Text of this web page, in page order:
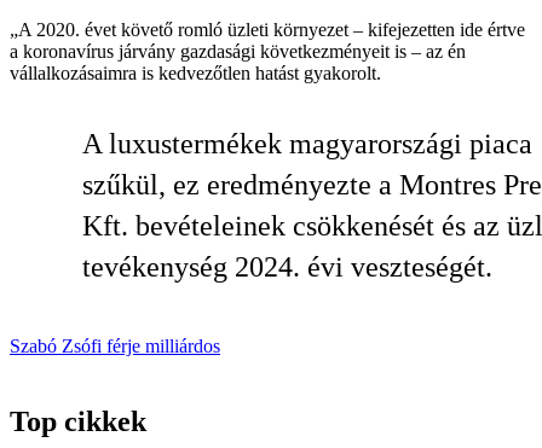
„A 2020. évet követő romló üzleti környezet – kifejezetten ide értve
a koronavírus járvány gazdasági következményeit is – az én
vállalkozásaimra is kedvezőtlen hatást gyakorolt.
A luxustermékek magyarországi piaca
szűkül, ez eredményezte a Montres
Kft. bevételeinek csökkenését és az
tevékenység 2024. évi veszteségét.
Szabó Zsófi férje milliárdos
Top cikkek